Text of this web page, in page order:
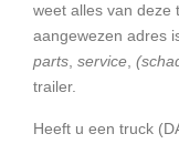
weet alles van deze
aangewezen adres
parts service
trailer.
Heeft u een truck